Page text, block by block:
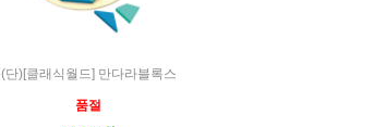
(단)[클래식월드] 만다라블록스
품절